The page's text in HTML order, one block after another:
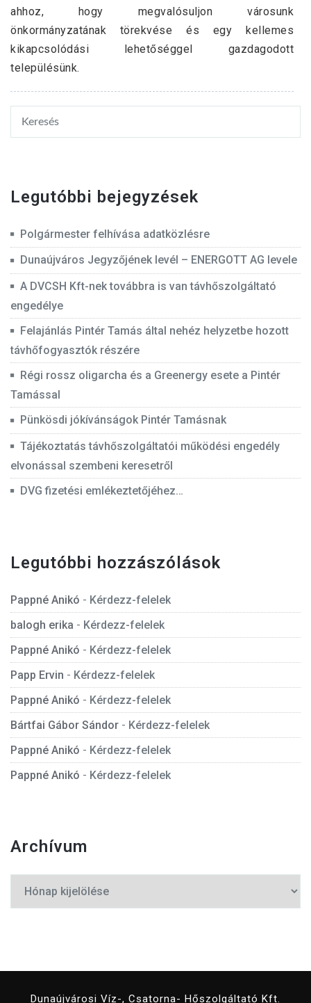
ahhoz, hogy megvalósuljon városunk
önkormányzatának törekvése és egy kellemes
kikapcsolódási lehetőséggel gazdagodott
településünk.
Legutóbbi bejegyzések
Polgármester felhívása adatközlésre
Dunaújváros Jegyzőjének levél – ENERGOTT AG levele
A DVCSH Kft-nek továbbra is van távhőszolgáltató
engedélye
Felajánlás Pintér Tamás által nehéz helyzetbe hozott
távhőfogyasztók részére
Régi rossz oligarcha és a Greenergy esete a Pintér
Tamással
Pünkösdi jókívánságok Pintér Tamásnak
Tájékoztatás távhőszolgáltatói működési engedély
elvonással szembeni keresetről
DVG fizetési emlékeztetőjéhez…
Legutóbbi hozzászólások
Pappné Anikó - Kérdezz-felelek
balogh erika - Kérdezz-felelek
Pappné Anikó - Kérdezz-felelek
Papp Ervin - Kérdezz-felelek
Pappné Anikó - Kérdezz-felelek
Bártfai Gábor Sándor - Kérdezz-felelek
Pappné Anikó - Kérdezz-felelek
Pappné Anikó - Kérdezz-felelek
Archívum
Dunaújvárosi Víz-, Csatorna- Hőszolgáltató Kft.